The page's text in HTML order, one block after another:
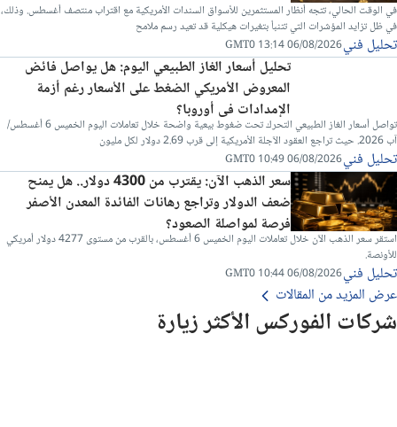
شركات الفوركس الأكثر زيارة
في الوقت الحالي، تتجه أنظار المستثمرين للأسواق السندات الأمريكية مع اقتراب منتصف أغسطس. وذلك،
في ظل تزايد المؤشرات التي تتنبأ بتغيرات هيكلية قد تعيد رسم ملامح
تحليل فني06/08/2026 13:14 GMT0
تحليل أسعار الغاز الطبيعي اليوم: هل يواصل فائض
المعروض الأمريكي الضغط على الأسعار رغم أزمة
الإمدادات في أوروبا؟
تواصل أسعار الغاز الطبيعي التحرك تحت ضغوط بيعية واضحة خلال تعاملات اليوم الخميس 6 أغسطس/
آب 2026. حيث تراجع العقود الآجلة الأمريكية إلى قرب 2.69 دولار لكل مليون
تحليل فني06/08/2026 10:49 GMT0
سعر الذهب الآن: يقترب من 4300 دولار.. هل يمنح
ضعف الدولار وتراجع رهانات الفائدة المعدن الأصفر
فرصة لمواصلة الصعود؟
استقر سعر الذهب الآن خلال تعاملات اليوم الخميس 6 أغسطس، بالقرب من مستوى 4277 دولار أمريكي
للأونصة.
تحليل فني06/08/2026 10:44 GMT0
عرض المزيد من المقالات